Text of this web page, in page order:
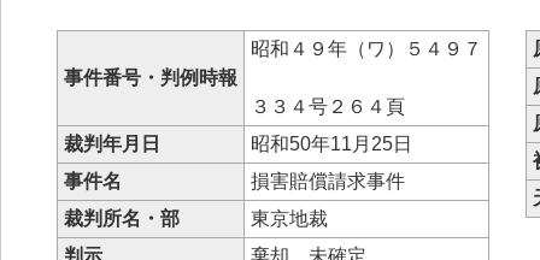
事件番号・判例時報
昭和４９年（ワ）５４９７
３３４号２６４頁
裁判年月日
昭和50年11月25日
事件名
損害賠償請求事件
裁判所名・部
東京地裁
判示
棄却 未確定